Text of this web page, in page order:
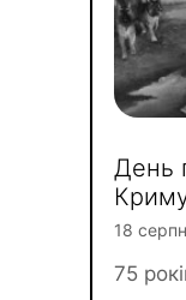
День
18
75